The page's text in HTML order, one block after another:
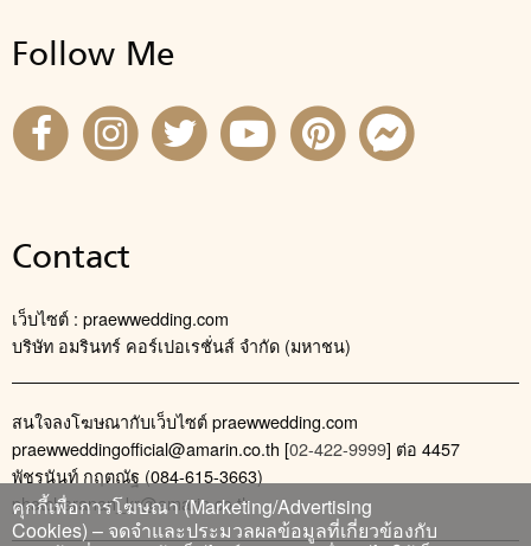
Follow Me
Contact
เว็บไซต์ : praewwedding.com
บริษัท อมรินทร์ คอร์เปอเรชั่นส์ จำกัด (มหาชน)
สนใจลงโฆษณากับเว็บไซต์ praewwedding.com
praewweddingofficial@amarin.co.th [02-422-9999] ต่อ 4457
พัชรนันท์ กฤตณัฐ (084-615-3663)
phatcharanan_kr@amarin.co.th
คุกกี้เพื่อการโฆษณา (Marketing/Advertising
Cookies) – จดจำและประมวลผลข้อมูลที่เกี่ยวข้องกับ